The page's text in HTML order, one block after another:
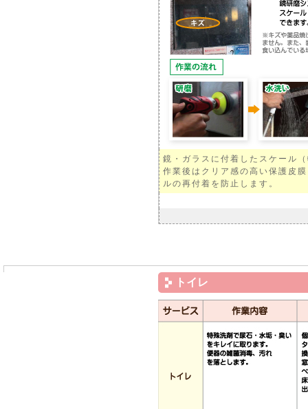
鏡・ガラスに付着したスケール
作業後はクリア感の高い保護皮
ルの再付着を防止します。
トイレ